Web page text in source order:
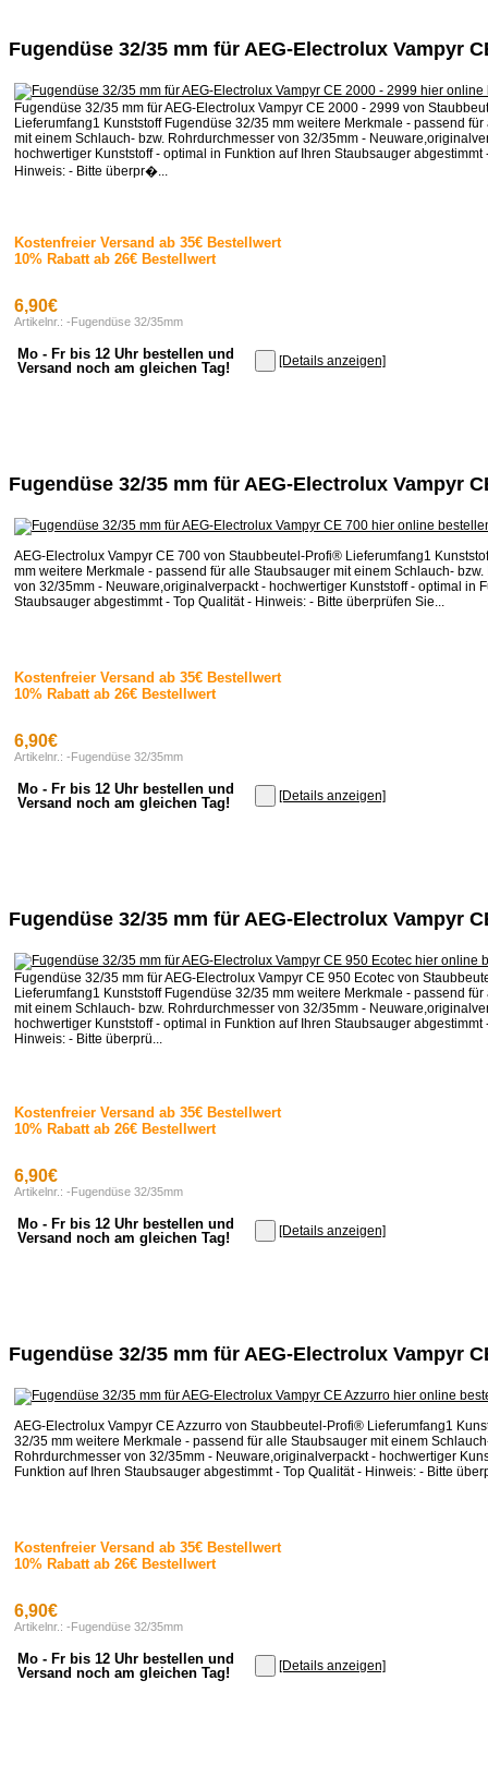
Fugendüse 32/35 mm für AEG-Electrolux Vampyr
Fugendüse 32/35 mm für AEG-Electrolux Vampyr CE 2000 - 2999 von
Lieferumfang1 Kunststoff Fugendüse 32/35 mm weitere Merkmale - passend
mit einem Schlauch- bzw. Rohrdurchmesser von 32/35mm -
hochwertiger Kunststoff - optimal in Funktion auf Ihren Staubsauger abgestimmt
Hinweis: - Bitte überpr�...
Kostenfreier Versand ab 35€ Bestellwert
10% Rabatt ab 26€ Bestellwert
6,90€
Artikelnr.: -Fugendüse 32/35mm
Mo - Fr bis 12 Uhr bestellen und
Versand noch am gleichen Tag!
[Details anzeigen]
Fugendüse 32/35 mm für AEG-Electrolux Vampyr
AEG-Electrolux Vampyr CE 700 von Staubbeutel-Profi® Lieferumfang1
mm weitere Merkmale - passend für alle Staubsauger mit einem Schlauch-
von 32/35mm - Neuware,originalverpackt - hochwertiger Kunststoff - optimal in
Staubsauger abgestimmt - Top Qualität - Hinweis: - Bitte überprüfen Sie...
Kostenfreier Versand ab 35€ Bestellwert
10% Rabatt ab 26€ Bestellwert
6,90€
Artikelnr.: -Fugendüse 32/35mm
Mo - Fr bis 12 Uhr bestellen und
Versand noch am gleichen Tag!
[Details anzeigen]
Fugendüse 32/35 mm für AEG-Electrolux Vampyr
Fugendüse 32/35 mm für AEG-Electrolux Vampyr CE 950 Ecotec von
Lieferumfang1 Kunststoff Fugendüse 32/35 mm weitere Merkmale - passend
mit einem Schlauch- bzw. Rohrdurchmesser von 32/35mm -
hochwertiger Kunststoff - optimal in Funktion auf Ihren Staubsauger abgestimmt
Hinweis: - Bitte überprü...
Kostenfreier Versand ab 35€ Bestellwert
10% Rabatt ab 26€ Bestellwert
6,90€
Artikelnr.: -Fugendüse 32/35mm
Mo - Fr bis 12 Uhr bestellen und
Versand noch am gleichen Tag!
[Details anzeigen]
Fugendüse 32/35 mm für AEG-Electrolux Vampyr
AEG-Electrolux Vampyr CE Azzurro von Staubbeutel-Profi® Lieferumfang1
32/35 mm weitere Merkmale - passend für alle Staubsauger mit einem
Rohrdurchmesser von 32/35mm - Neuware,originalverpackt - hochwertiger
Funktion auf Ihren Staubsauger abgestimmt - Top Qualität - Hinweis: - Bitte
Kostenfreier Versand ab 35€ Bestellwert
10% Rabatt ab 26€ Bestellwert
6,90€
Artikelnr.: -Fugendüse 32/35mm
Mo - Fr bis 12 Uhr bestellen und
Versand noch am gleichen Tag!
[Details anzeigen]